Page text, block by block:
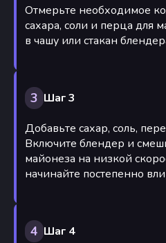
Отмерьте необходимое
сахара, соли и перца для
в чашу или стакан
3 Шаг 3
Добавьте сахар, соль,
Включите блендер и
майонеза на низкой
начинайте постепенно
4 Шаг 4